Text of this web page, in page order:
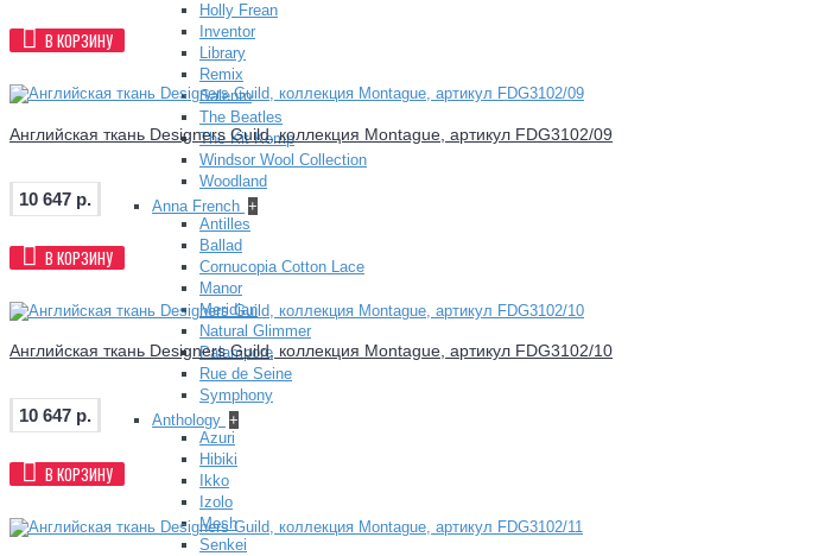
Holly Frean
Inventor
Library
Remix
Salento
The Beatles
The Kit Kemp
Windsor Wool Collection
Woodland
Anna French +
Antilles
Ballad
Cornucopia Cotton Lace
Manor
Meridian
Natural Glimmer
Palampore
Rue de Seine
Symphony
Anthology +
Azuri
Hibiki
Ikko
Izolo
Mesh
Senkei
В КОРЗИНУ
Английская ткань Designers Guild, коллекция Montague, артикул FDG3102/09
10 647 р.
В КОРЗИНУ
Английская ткань Designers Guild, коллекция Montague, артикул FDG3102/10
10 647 р.
В КОРЗИНУ